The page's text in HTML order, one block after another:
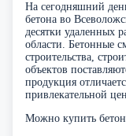
На сегодняшний
бетона во
десятки удаленных
области. Бетонные
строительства,
объектов
продукция
привлекательной
Можно купить